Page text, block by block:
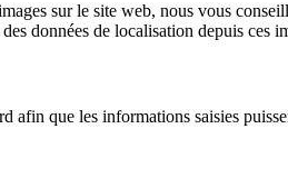
sur le site web, nous vous
données de localisation depuis ces
que les informations saisies